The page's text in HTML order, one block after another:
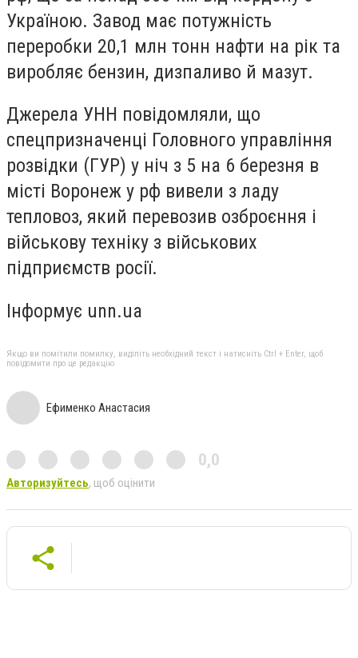
Україною. Завод має потужність
переробки 20,1 млн тонн нафти на рік та
виробляє бензин, дизпаливо й мазут.
Джерела УНН повідомляли, що
спецпризначенці Головного управління
розвідки (ГУР) у ніч з 5 на 6 березня в
місті Воронеж у рф вивели з ладу
тепловоз, який перевозив озброєння і
військову техніку з військових
підприємств росії.
Інформує unn.ua
Якщо ви помітили помилку, виділіть необхідний текст і натисніть Ctrl + Enter, щоб
повідомити про це редакцію
Ефименко Анастасия
0,0
Авторизуйтесь, щоб оцінити